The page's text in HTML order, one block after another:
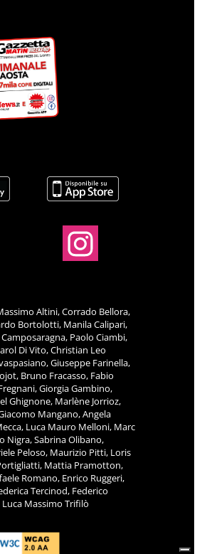
Altini, Corrado Bellora,
Bortolotti, Manila Calipari,
Paolo Ciambi,
Di Vito, Christian Leo
Giuseppe Farinella,
Bruno Fracasso, Fabio
Giorgia Gambino,
Ghignone, Marlène Jorrioz,
Mangano, Angela
Luca Mauro Melloni, Marc
Nigra, Sabrina Olibano,
Peloso, Maurizio Pitti, Loris
Mattia Pramotton,
Romano, Enrico Ruggeri,
Tercinod, Federico
Massimo Trifilò